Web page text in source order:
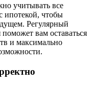
учитывать все
ипотекой, чтобы
Регулярный
вам оставаться
и максимально